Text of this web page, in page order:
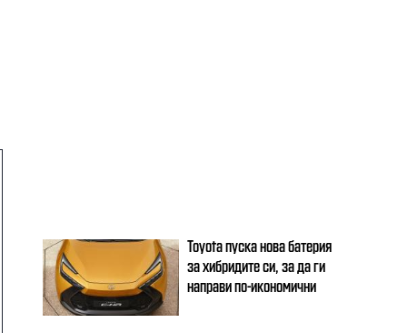
Toyota пуска нова батерия
за хибридите си, за да ги
направи по-икономични